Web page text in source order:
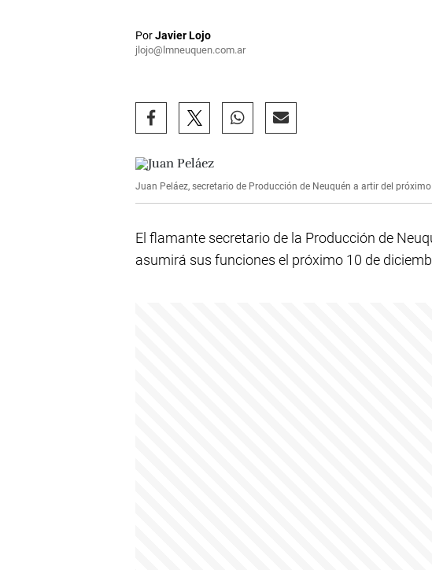
PorJavier Lojo
jlojo@lmneuquen.com.ar
Juan Peláez, secretario de Producción de Neuquén a artir del
El flamante secretario de la Producción de
asumirá sus funciones el próximo 10 de